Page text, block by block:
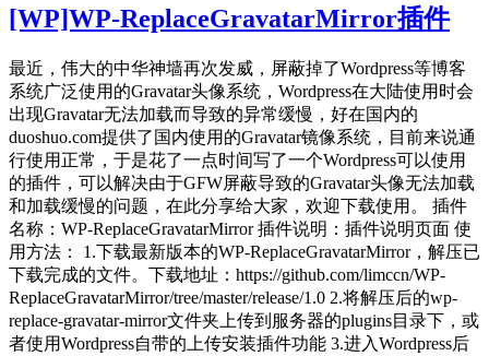
插
1.1
版
本
发
布
[WP]WP-ReplaceGravatarMirror插件
最近，伟大的中华神墙再次发威，屏蔽掉了Wordpress等博客
系统广泛使用的Gravatar头像系统，Wordpress在大陆使用时会
出现Gravatar无法加载而导致的异常缓慢，好在国内的
duoshuo.com提供了国内使用的Gravatar镜像系统，目前来说通
行使用正常，于是花了一点时间写了一个Wordpress可以使用
的插件，可以解决由于GFW屏蔽导致的Gravatar头像无法加载
和加载缓慢的问题，在此分享给大家，欢迎下载使用。 插件
名称：WP-ReplaceGravatarMirror 插件说明：插件说明页面 使
用方法： 1.下载最新版本的WP-ReplaceGravatarMirror，解压已
下载完成的文件。下载地址：https://github.com/limccn/WP-
ReplaceGravatarMirror/tree/master/release/1.0 2.将解压后的wp-
replace-gravatar-mirror文件夹上传到服务器的plugins目录下，或
者使用Wordpress自带的上传安装插件功能 3.进入Wordpress后